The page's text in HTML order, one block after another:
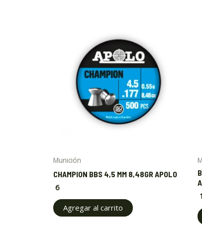
Munición
CHAMPION BBS 4,5 MM 8,48GR APOLO
6
Agregar al carrito